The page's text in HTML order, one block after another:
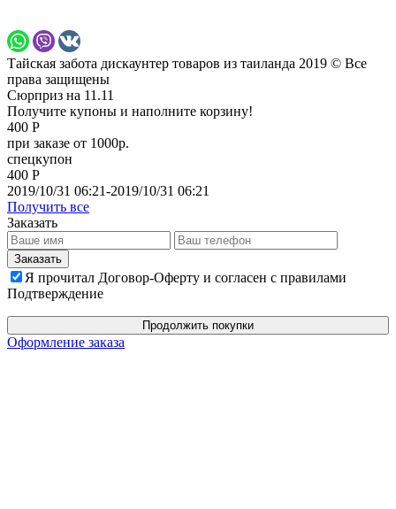
Тайская забота дискаунтер товаров из таиланда 2019 © Все
права защищены
Сюрприз на 11.11
Получите купоны и наполните корзину!
400 Р
при заказе от 1000р.
спецкупон
400 Р
2019/10/31 06:21-2019/10/31 06:21
Получить все
Заказать
Я прочитал Договор-Оферту и согласен с правилами
Подтверждение
Продолжить покупки
Оформление заказа